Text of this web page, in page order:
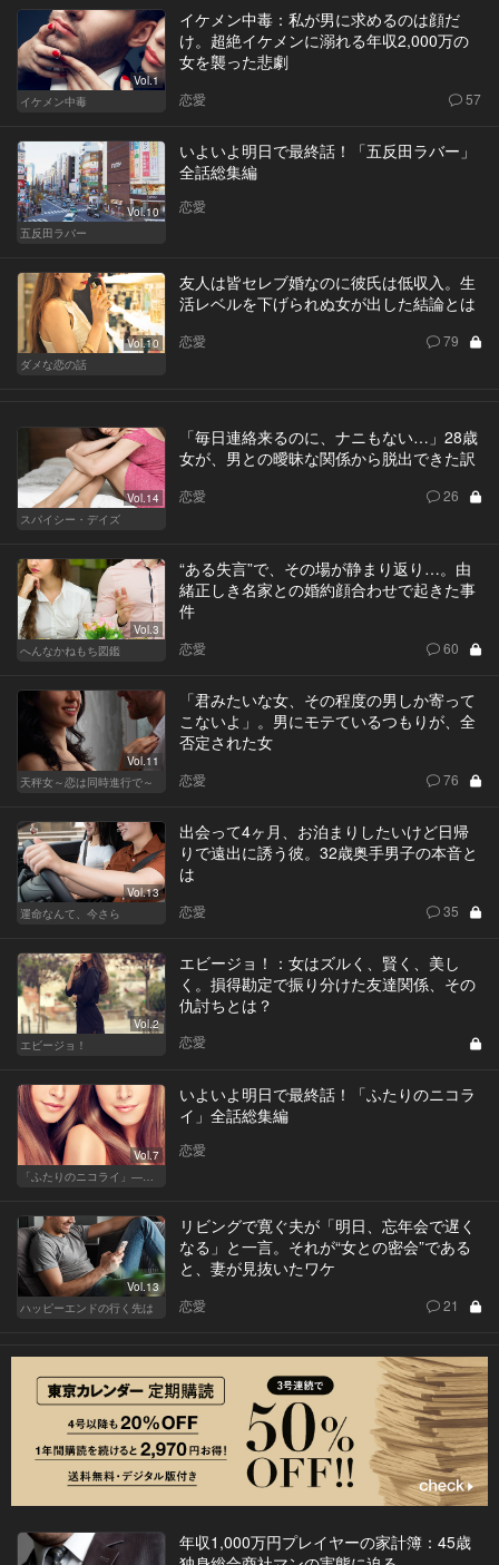
Vol.1
イケメン中毒
イケメン中毒：私が男に求めるのは顔だ
け。超絶イケメンに溺れる年収2,000万の
女を襲った悲劇
恋愛 57
Vol.10
五反田ラバー
いよいよ明日で最終話！「五反田ラバー」
全話総集編
恋愛
Vol.10
ダメな恋の話
友人は皆セレブ婚なのに彼氏は低収入。生
活レベルを下げられぬ女が出した結論とは
恋愛 79
Vol.14
スパイシー・デイズ
「毎日連絡来るのに、ナニもない…」28歳
女が、男との曖昧な関係から脱出できた訳
恋愛 26
Vol.3
へんなかねもち図鑑
“ある失言”で、その場が静まり返り…。由
緒正しき名家との婚約顔合わせで起きた事
件
恋愛 60
Vol.11
天秤女～恋は同時進行で～
「君みたいな女、その程度の男しか寄って
こないよ」。男にモテているつもりが、全
否定された女
恋愛 76
Vol.13
運命なんて、今さら
出会って4ヶ月、お泊まりしたいけど日帰
りで遠出に誘う彼。32歳奥手男子の本音と
は
恋愛 35
Vol.2
エビージョ！
エビージョ！：女はズルく、賢く、美し
く。損得勘定で振り分けた友達関係、その
仇討ちとは？
恋愛
Vol.7
「ふたりのニコライ」―作家・柴崎竜人の恋愛ストーリー
いよいよ明日で最終話！「ふたりのニコラ
イ」全話総集編
恋愛
Vol.13
ハッピーエンドの行く先は
リビングで寛ぐ夫が「明日、忘年会で遅く
なる」と一言。それが“女との密会”である
と、妻が見抜いたワケ
恋愛 21
年収1,000万円プレイヤーの家計簿：45歳